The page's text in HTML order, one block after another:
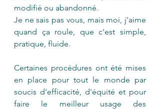
modifié ou abandonné.
Je ne sais pas vous, mais moi, j'aime
quand ça roule, que c'est simple,
pratique, fluide.
Certaines procédures ont été mises
en place pour tout le monde par
soucis d'efficacité, d'équité et pour
faire le meilleur usage des